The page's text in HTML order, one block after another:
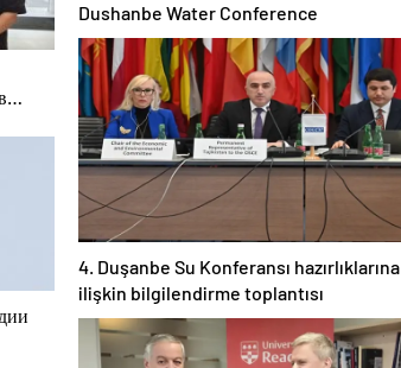
Dushanbe Water Conference
4. Duşanbe Su Konferansı hazırlıklarına
ilişkin bilgilendirme toplantısı